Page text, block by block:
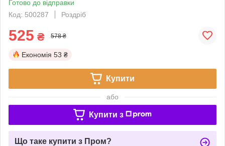
Готово до відправки
Код: 500287
Роздріб
525 ₴ 578 ₴
Економія 53 ₴
Купити
або
Купити з
Що таке купити з Пром?